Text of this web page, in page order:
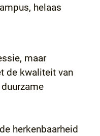
helaas
maar
de kwaliteit van
herkenbaarheid